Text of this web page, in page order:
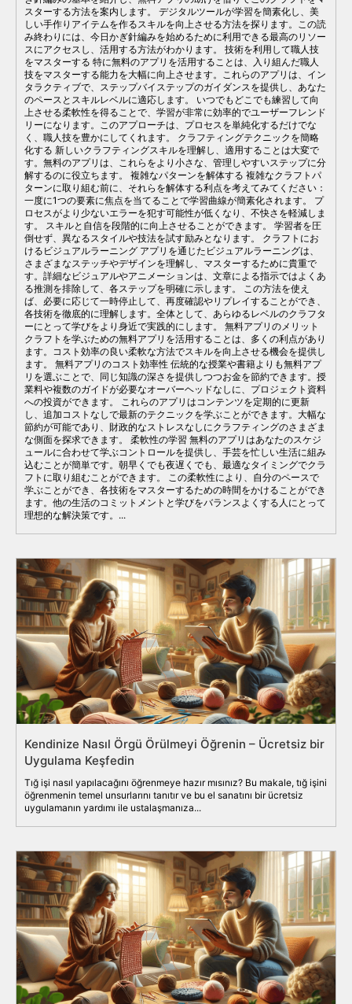
スターする方法を案内します。 デジタルツールが学習を簡素化し、美
しい手作りアイテムを作るスキルを向上させる方法を探ります。この読
み終わりには、今日かぎ針編みを始めるために利用できる最高のリソー
スにアクセスし、活用する方法がわかります。 技術を利用して職人技
をマスターする 特に無料のアプリを活用することは、入り組んだ職人
技をマスターする能力を大幅に向上させます。これらのアプリは、イン
タラクティブで、ステップバイステップのガイダンスを提供し、あなた
のペースとスキルレベルに適応します。 いつでもどこでも練習して向
上させる柔軟性を得ることで、学習が非常に効率的でユーザーフレンド
リーになります。このアプローチは、プロセスを単純化するだけでな
く、職人技を豊かにしてくれます。 クラフティングテクニックを簡略
化する 新しいクラフティングスキルを理解し、適用することは大変で
す。無料のアプリは、これらをより小さな、管理しやすいステップに分
解するのに役立ちます。 複雑なパターンを解体する 複雑なクラフトパ
ターンに取り組む前に、それらを解体する利点を考えてみてください：
一度に1つの要素に焦点を当てることで学習曲線が簡素化されます。 プ
ロセスがより少ないエラーを犯す可能性が低くなり、不快さを軽減しま
す。 スキルと自信を段階的に向上させることができます。 学習者を圧
倒せず、異なるスタイルや技法を試す励みとなります。 クラフトにお
けるビジュアルラーニング アプリを通じたビジュアルラーニングは、
さまざまなステッチやデザインを理解し、マスターするために貴重で
す。詳細なビジュアルやアニメーションは、文章による指示ではよくあ
る推測を排除して、各ステップを明確に示します。 この方法を使え
ば、必要に応じて一時停止して、再度確認やリプレイすることができ、
各技術を徹底的に理解します。全体として、あらゆるレベルのクラフタ
ーにとって学びをより身近で実践的にします。 無料アプリのメリット
クラフトを学ぶための無料アプリを活用することは、多くの利点があり
ます。コスト効率の良い柔軟な方法でスキルを向上させる機会を提供し
ます。 無料アプリのコスト効率性 伝統的な授業や書籍よりも無料アプ
リを選ぶことで、同じ知識の深さを提供しつつお金を節約できます。授
業料や複数のガイドが必要なオーバーヘッドなしに、プロジェクト資料
への投資ができます。 これらのアプリはコンテンツを定期的に更新
し、追加コストなしで最新のテクニックを学ぶことができます。大幅な
節約が可能であり、財政的なストレスなしにクラフティングのさまざま
な側面を探求できます。 柔軟性の学習 無料のアプリはあなたのスケジ
ュールに合わせて学ぶコントロールを提供し、手芸を忙しい生活に組み
込むことが簡単です。朝早くでも夜遅くでも、最適なタイミングでクラ
フトに取り組むことができます。 この柔軟性により、自分のペースで
学ぶことができ、各技術をマスターするための時間をかけることができ
ます。他の生活のコミットメントと学びをバランスよくする人にとって
理想的な解決策です。...
Kendinize Nasıl Örgü Örülmeyi Öğrenin – Ücretsiz bir
Uygulama Keşfedin
Tığ işi nasıl yapılacağını öğrenmeye hazır mısınız? Bu makale, tığ işini
öğrenmenin temel unsurlarını tanıtır ve bu el sanatını bir ücretsiz
uygulamanın yardımı ile ustalaşmanıza...